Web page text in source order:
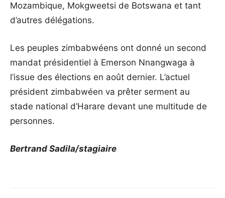
Mozambique, Mokgweetsi de Botswana et tant
d’autres délégations.
Les peuples zimbabwéens ont donné un second
mandat présidentiel à Emerson Nnangwaga à
l’issue des élections en août dernier. L’actuel
président zimbabwéen va prêter serment au
stade national d’Harare devant une multitude de
personnes.
Bertrand Sadila/stagiaire